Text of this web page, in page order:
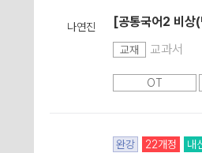
나연진
[공통국어2 비상
교재 교과서
OT
완강 22개정 내